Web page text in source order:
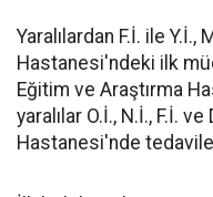
Yaralılardan F.İ. ile
Hastanesi'ndeki ilk
Eğitim ve Araştırma
yaralılar O.İ., N.İ., F.İ.
Hastanesi'nde